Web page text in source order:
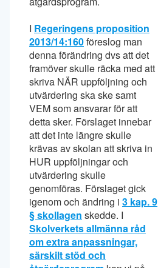
I Regeringens proposition
2013/14:160föreslog man
denna förändring dvs att det
framöver skulle räcka med att
skriva NÄR uppföljning och
utvärdering ska ske samt
VEM som ansvarar för att
detta sker. Förslaget innebar
att det inte längre skulle
krävas av skolan att skriva in
HUR uppföljningar och
utvärdering skulle
genomföras. Förslaget gick
igenom och ändring i 3 kap. 9
§ skollagen skedde. I
Skolverkets allmänna råd
om extra anpassningar,
särskilt stöd och